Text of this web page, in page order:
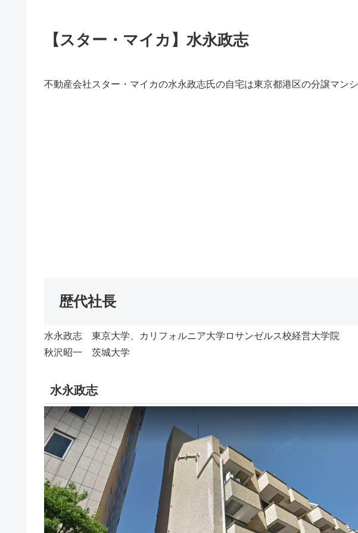
【スター・マイカ】水永政志
不動産会社スター・マイカの水永政志氏の自宅は東京都港区の分譲マンシ
歴代社長
水永政志 東京大学、カリフォルニア大学ロサンゼルス校経営大学院
秋沢昭一 茨城大学
水永政志